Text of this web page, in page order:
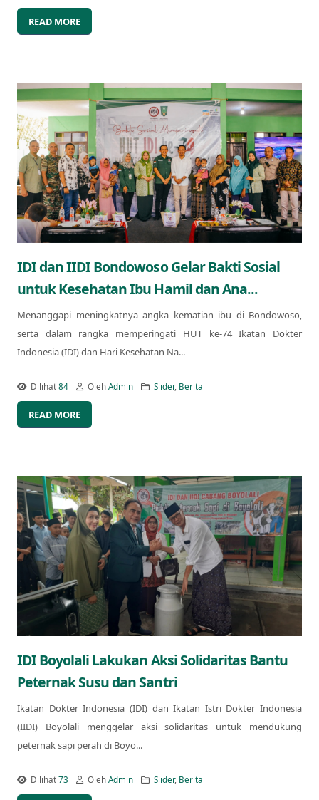
READ MORE
IDI dan IIDI Bondowoso Gelar Bakti Sosial
untuk Kesehatan Ibu Hamil dan Ana...
Menanggapi meningkatnya angka kematian ibu di Bondowoso,
serta dalam rangka memperingati HUT ke-74 Ikatan Dokter
Indonesia (IDI) dan Hari Kesehatan Na...
Dilihat84 OlehAdmin Slider, Berita
READ MORE
IDI Boyolali Lakukan Aksi Solidaritas Bantu
Peternak Susu dan Santri
Ikatan Dokter Indonesia (IDI) dan Ikatan Istri Dokter Indonesia
(IIDI) Boyolali menggelar aksi solidaritas untuk mendukung
peternak sapi perah di Boyo...
Dilihat73 OlehAdmin Slider, Berita